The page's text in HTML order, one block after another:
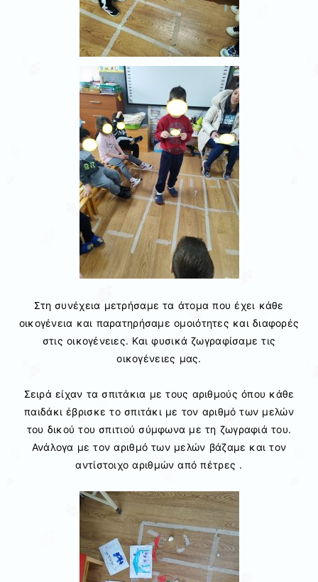
Στη συνέχεια μετρήσαμε τα άτομα που έχει κάθε
οικογένεια και παρατηρήσαμε ομοιότητες και διαφορές
στις οικογένειες. Και φυσικά ζωγραφίσαμε τις
οικογένειες μας.
Σειρά είχαν τα σπιτάκια με τους αριθμούς όπου κάθε
παιδάκι έβρισκε το σπιτάκι με τον αριθμό των μελών
του δικού του σπιτιού σύμφωνα με τη ζωγραφιά του.
Ανάλογα με τον αριθμό των μελών βάζαμε και τον
αντίστοιχο αριθμών από πέτρες .